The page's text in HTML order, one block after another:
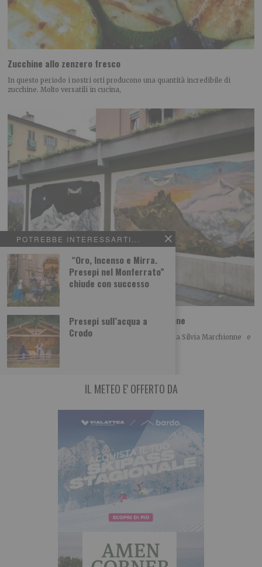
POTREBBE INTERESSARTI...
“Oro, Incenso e Mirra.
Presepi nel Monferrato”
chiude con successo
Presepi sull’acqua a
Crodo
Zucchine allo zenzero fresco
In questo periodo i nostri orti producono una quantità incredibile di
zucchine. Molto versatili in cucina,
Foto dei lettori: Vedute del/dal Rocciamelone
Ecco le foto di un ciclo di Dipinti Murali realizzati da Silvia Marchionne e
da Gianluca
IL METEO E' OFFERTO DA